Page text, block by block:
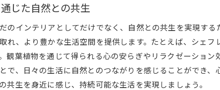
兵庫県の気候に適
季節に応じた
兵庫県の自然
気候に左右さ
じた自然との共生
のインテリアとしてだけでなく、自然との共生を実現す
れ、より豊かな生活空間を提供します。たとえば、シェ
観葉植物を通じて得られる心の安らぎやリラクゼーショ
で、日々の生活に自然とのつながりを感じることができ
共生を身近に感じ、持続可能な生活を実現しましょう。